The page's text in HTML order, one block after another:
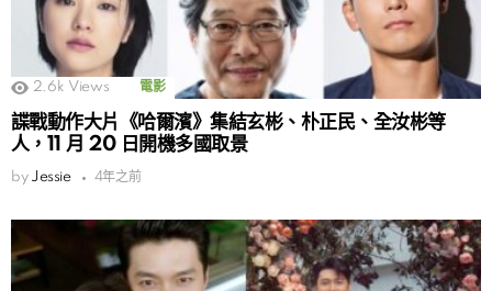
2.6k Views 電影
諜戰動作大片《哈爾濱》集結玄彬、朴正民、全汝彬等
人，11 月 20 日開機多國取景
by Jessie 4年之前